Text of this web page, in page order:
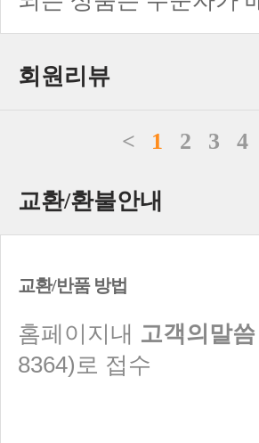
회원리뷰
< 1 2 3 4
교환/환불안내
교환/반품 방법
홈페이지내 고객의말씀
8364)로 접수